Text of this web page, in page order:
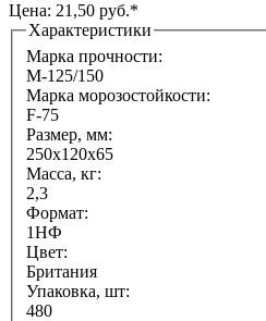
Цена: 21,50 руб.*
Характеристики
Марка прочности:
М-125/150
Марка морозостойкости:
F-75
Размер, мм:
250х120х65
Масса, кг:
2,3
Формат:
1НФ
Цвет:
Британия
Упаковка, шт:
480